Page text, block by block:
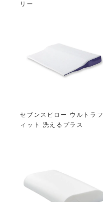
リー
セブンスピロー ウルトラフ
ィット 洗えるプラス